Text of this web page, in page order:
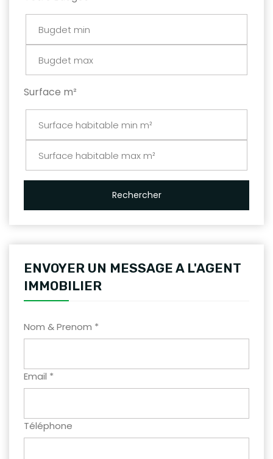
Surface m²
Rechercher
ENVOYER UN MESSAGE A L'AGENT
IMMOBILIER
Nom & Prenom *
Email *
Téléphone